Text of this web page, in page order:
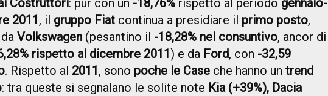
Costruttori: pur con un -18,76% rispetto al periodo gennaio-
2011, il gruppo Fiat continua a presidiare il primo posto,
Volkswagen (pesantino il -18,28% nel consuntivo, ancor di
rispetto al dicembre 2011) e da Ford, con -32,59
. Rispetto al 2011, sono poche le Case che hanno un trend
: tra queste si segnalano le solite note Kia (+39%), Dacia